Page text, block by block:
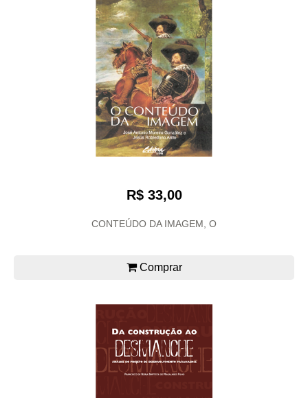
R$ 33,00
CONTEÚDO DA IMAGEM, O
Comprar